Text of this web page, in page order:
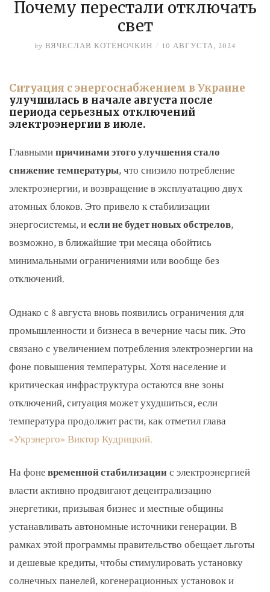
Почему перестали отключать
свет
by ВЯЧЕСЛАВ КОТЁНОЧКИН / 10 АВГУСТА, 2024
Ситуация с энергоснабжением в Украине
улучшилась в начале августа после
периода серьезных отключений
электроэнергии в июле.
Главнымипричинами этого улучшения стало
снижение температуры, что снизило потребление
электроэнергии, и возвращение в эксплуатацию двух
атомных блоков. Это привело к стабилизации
энергосистемы, иесли не будет новых обстрелов,
возможно, в ближайшие три месяца обойтись
минимальными ограничениями или вообще без
отключений.
Однако с 8 августа вновь появились ограничения для
промышленности и бизнеса в вечерние часы пик. Это
связано с увеличением потребления электроэнергии на
фоне повышения температуры. Хотя население и
критическая инфраструктура остаются вне зоны
отключений, ситуация может ухудшиться, если
температура продолжит расти, как отметил глава
«Укрэнерго» Виктор Кудрицкий.
На фоневременной стабилизациис электроэнергией
власти активно продвигают децентрализацию
энергетики, призывая бизнес и местные общины
устанавливать автономные источники генерации. В
рамках этой программы правительство обещает льготы
и дешевые кредиты, чтобы стимулировать установку
солнечных панелей, когенерационных установок и